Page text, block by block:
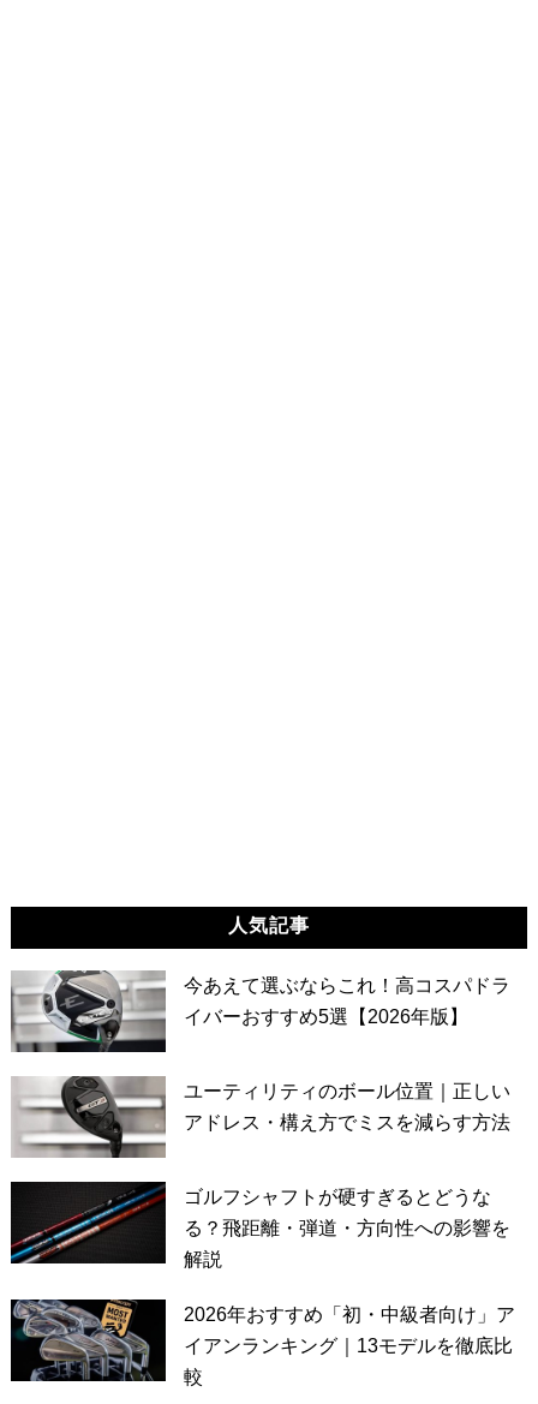
人気記事
今あえて選ぶならこれ！高コスパドラ
イバーおすすめ5選【2026年版】
ユーティリティのボール位置｜正しい
アドレス・構え方でミスを減らす方法
ゴルフシャフトが硬すぎるとどうな
る？飛距離・弾道・方向性への影響を
解説
2026年おすすめ「初・中級者向け」ア
イアンランキング｜13モデルを徹底比
較